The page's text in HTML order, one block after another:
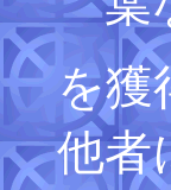
を獲
他者